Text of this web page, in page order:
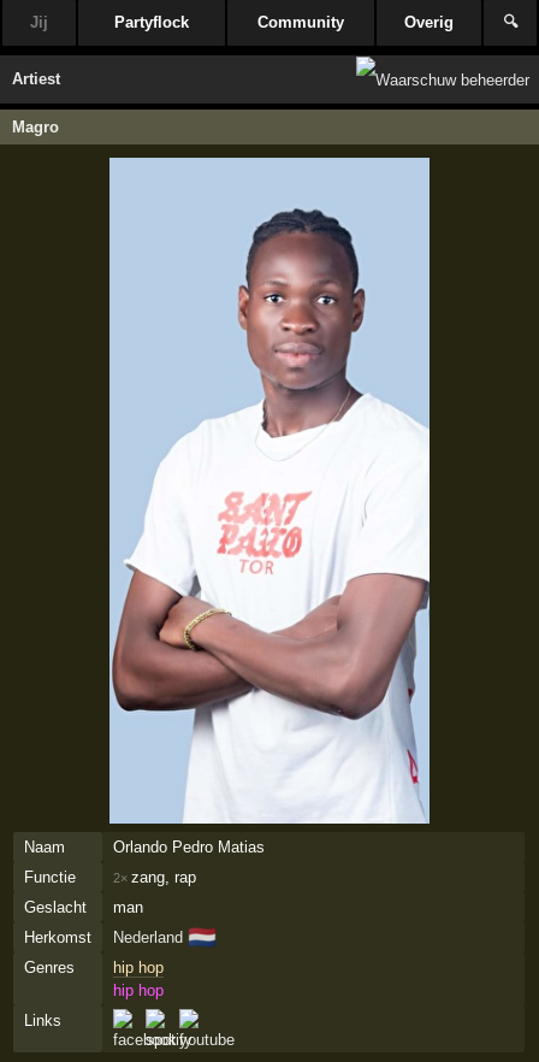
Jij Partyflock Community Overig 🔍
Artiest
Magro
Naam
Orlando Pedro Matias
Functie
2× zang, rap
Geslacht
man
Herkomst
Nederland 🇳🇱
Genres
hip hop
hip hop
Links